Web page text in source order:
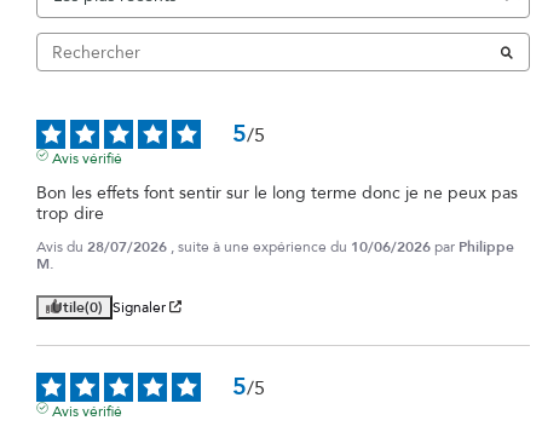
5/5
Avis vérifié
Bon les effets font sentir sur le long terme donc je ne peux pas
trop dire
Avis du 28/07/2026 , suite à une expérience du 10/06/2026 par Philippe
M.
Utile(0) Signaler
5/5
Avis vérifié